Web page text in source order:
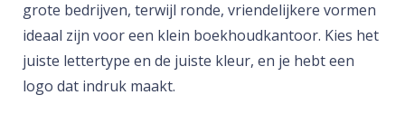
grote bedrijven, terwijl ronde, vriendelijkere vormen
ideaal zijn voor een klein boekhoudkantoor. Kies het
juiste lettertype en de juiste kleur, en je hebt een
logo dat indruk maakt.